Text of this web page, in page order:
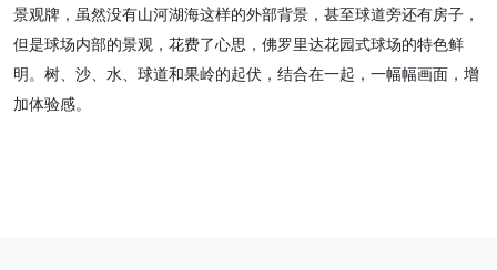
景观牌，虽然没有山河湖海这样的外部背景，甚至球道旁还有房子，
但是球场内部的景观，花费了心思，佛罗里达花园式球场的特色鲜
明。树、沙、水、球道和果岭的起伏，结合在一起，一幅幅画面，增
加体验感。